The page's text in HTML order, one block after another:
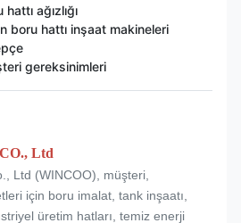
hattı ağızlığı
boru hattı inşaat makineleri
gereksinimleri
Ltd
Ltd (WINCOO), müşteri,
için boru imalat, tank inşaatı,
üretim hatları, temiz enerji